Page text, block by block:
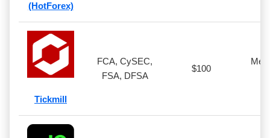
(HotForex)
Tickmill
FCA, CySEC,
FSA, DFSA
$100